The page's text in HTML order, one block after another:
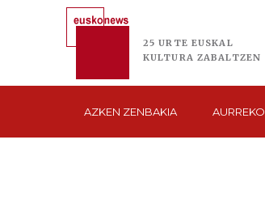
25 URTE EUSKAL
KULTURA ZABALTZEN
AZKEN ZENBAKIA AURREKO